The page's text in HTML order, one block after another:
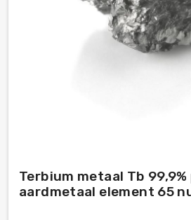
Terbium metaal Tb
aardmetaal element 65